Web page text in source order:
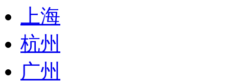
上海
杭州
广州